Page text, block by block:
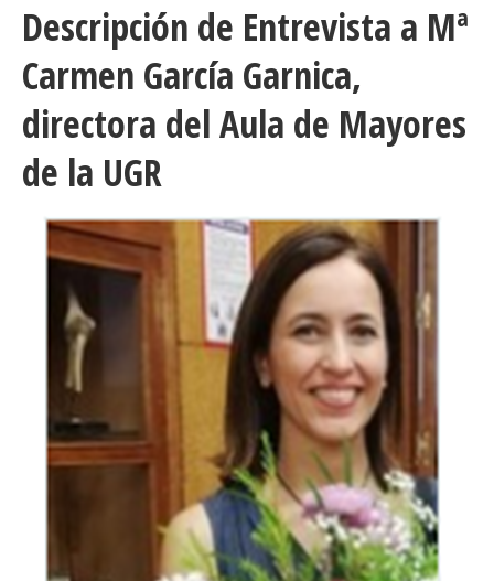
Descripción de Entrevista a Mª
Carmen García Garnica,
directora del Aula de Mayores
de la UGR